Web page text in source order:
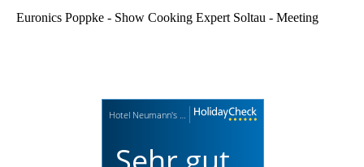
Euronics Poppke - Show Cooking Expert Soltau - Meeting